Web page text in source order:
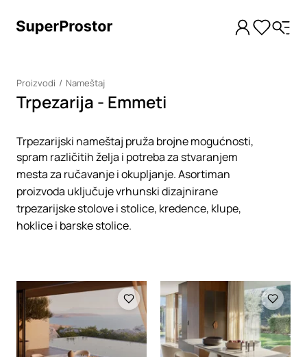
Proizvodi Nameštaj
Trpezarija - Emmeti
Trpezarijski nameštaj pruža brojne mogućnosti,
spram različitih želja i potreba za stvaranjem
mesta za ručavanje i okupljanje. Asortiman
proizvoda uključuje vrhunski dizajnirane
trpezarijske stolove i stolice, kredence, klupe,
hoklice i barske stolice.
Loading Loading